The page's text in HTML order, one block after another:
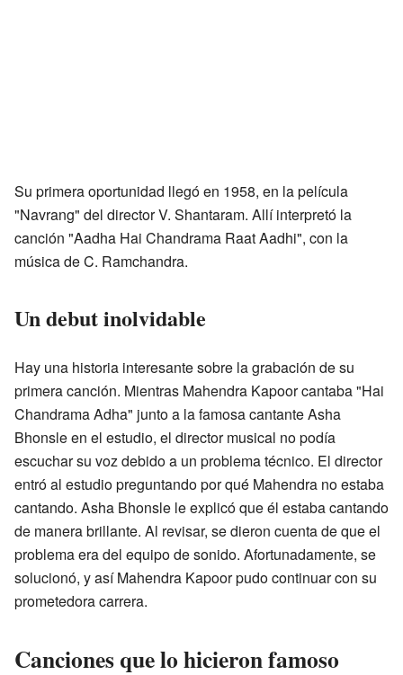
Su primera oportunidad llegó en 1958, en la película
"Navrang" del director V. Shantaram. Allí interpretó la
canción "Aadha Hai Chandrama Raat Aadhi", con la
música de C. Ramchandra.
Un debut inolvidable
Hay una historia interesante sobre la grabación de su
primera canción. Mientras Mahendra Kapoor cantaba "Hai
Chandrama Adha" junto a la famosa cantante Asha
Bhonsle en el estudio, el director musical no podía
escuchar su voz debido a un problema técnico. El director
entró al estudio preguntando por qué Mahendra no estaba
cantando. Asha Bhonsle le explicó que él estaba cantando
de manera brillante. Al revisar, se dieron cuenta de que el
problema era del equipo de sonido. Afortunadamente, se
solucionó, y así Mahendra Kapoor pudo continuar con su
prometedora carrera.
Canciones que lo hicieron famoso